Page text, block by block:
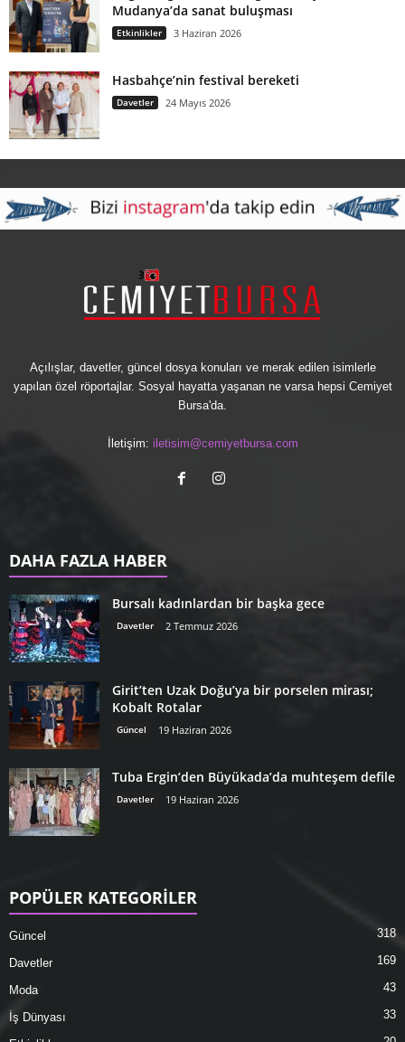
Mudanya’da sanat buluşması
Etkinlikler 3 Haziran 2026
Hasbahçe’nin festival bereketi
Davetler 24 Mayıs 2026
Açılışlar, davetler, güncel dosya konuları ve merak edilen isimlerle
yapılan özel röportajlar. Sosyal hayatta yaşanan ne varsa hepsi Cemiyet
Bursa'da.
İletişim: iletisim@cemiyetbursa.com
DAHA FAZLA HABER
Bursalı kadınlardan bir başka gece
Davetler 2 Temmuz 2026
Girit’ten Uzak Doğu’ya bir porselen mirası;
Kobalt Rotalar
Güncel 19 Haziran 2026
Tuba Ergin’den Büyükada’da muhteşem defile
Davetler 19 Haziran 2026
POPÜLER KATEGORİLER
Güncel 318
Davetler 169
Moda 43
İş Dünyası 33